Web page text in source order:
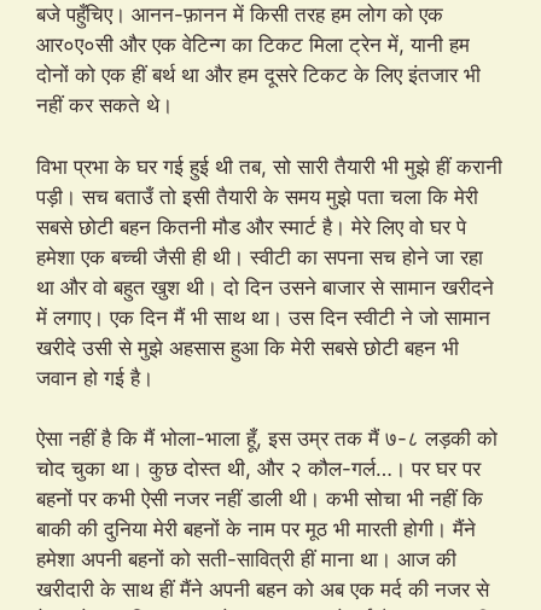
बजे पहुँचिए। आनन-फ़ानन में किसी तरह हम लोग को एक
आर०ए०सी और एक वेटिन्ग का टिकट मिला ट्रेन में, यानी हम
दोनों को एक हीं बर्थ था और हम दूसरे टिकट के लिए इंतजार भी
नहीं कर सकते थे।
विभा प्रभा के घर गई हुई थी तब, सो सारी तैयारी भी मुझे हीं करानी
पड़ी। सच बताउँ तो इसी तैयारी के समय मुझे पता चला कि मेरी
सबसे छोटी बहन कितनी मौड और स्मार्ट है। मेरे लिए वो घर पे
हमेशा एक बच्ची जैसी ही थी। स्वीटी का सपना सच होने जा रहा
था और वो बहुत खुश थी। दो दिन उसने बाजार से सामान खरीदने
में लगाए। एक दिन मैं भी साथ था। उस दिन स्वीटी ने जो सामान
खरीदे उसी से मुझे अहसास हुआ कि मेरी सबसे छोटी बहन भी
जवान हो गई है।
ऐसा नहीं है कि मैं भोला-भाला हूँ, इस उम्र तक मैं ७-८ लड़की को
चोद चुका था। कुछ दोस्त थी, और २ कौल-गर्ल…। पर घर पर
बहनों पर कभी ऐसी नजर नहीं डाली थी। कभी सोचा भी नहीं कि
बाकी की दुनिया मेरी बहनों के नाम पर मूठ भी मारती होगी। मैंने
हमेशा अपनी बहनों को सती-सावित्री हीं माना था। आज की
खरीदारी के साथ हीं मैंने अपनी बहन को अब एक मर्द की नजर से